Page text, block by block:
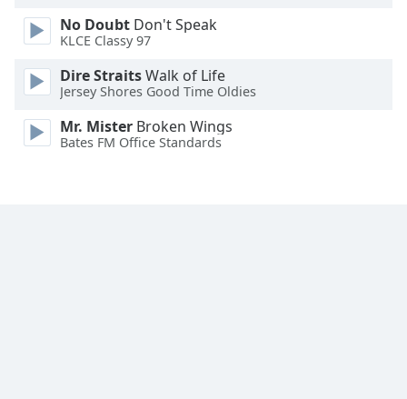
Text
Edge
Family
No Doubt Don't Speak
KLCE Classy 97
Dire StraitsWalk of Life
Jersey Shores Good Time Oldies
Mr. Mister Broken Wings
Bates FM Office Standards